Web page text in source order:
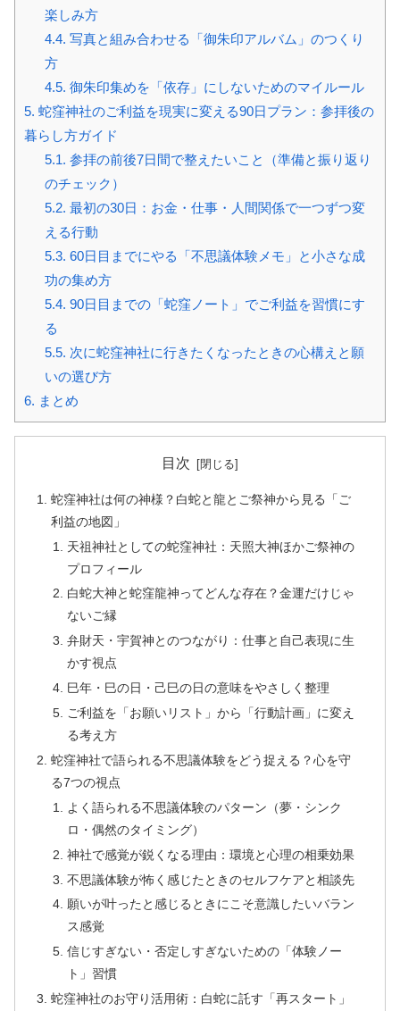
楽しみ方
4.4. 写真と組み合わせる「御朱印アルバム」のつくり
方
4.5. 御朱印集めを「依存」にしないためのマイルール
5. 蛇窪神社のご利益を現実に変える90日プラン：参拝後の
暮らし方ガイド
5.1. 参拝の前後7日間で整えたいこと（準備と振り返り
のチェック）
5.2. 最初の30日：お金・仕事・人間関係で一つずつ変
える行動
5.3. 60日目までにやる「不思議体験メモ」と小さな成
功の集め方
5.4. 90日目までの「蛇窪ノート」でご利益を習慣にす
る
5.5. 次に蛇窪神社に行きたくなったときの心構えと願
いの選び方
6. まとめ
目次
蛇窪神社は何の神様？白蛇と龍とご祭神から見る「ご
利益の地図」
天祖神社としての蛇窪神社：天照大神ほかご祭神の
プロフィール
白蛇大神と蛇窪龍神ってどんな存在？金運だけじゃ
ないご縁
弁財天・宇賀神とのつながり：仕事と自己表現に生
かす視点
巳年・巳の日・己巳の日の意味をやさしく整理
ご利益を「お願いリスト」から「行動計画」に変え
る考え方
蛇窪神社で語られる不思議体験をどう捉える？心を守
る7つの視点
よく語られる不思議体験のパターン（夢・シンク
ロ・偶然のタイミング）
神社で感覚が鋭くなる理由：環境と心理の相乗効果
不思議体験が怖く感じたときのセルフケアと相談先
願いが叶ったと感じるときにこそ意識したいバラン
ス感覚
信じすぎない・否定しすぎないための「体験ノー
ト」習慣
蛇窪神社のお守り活用術：白蛇に託す「再スタート」